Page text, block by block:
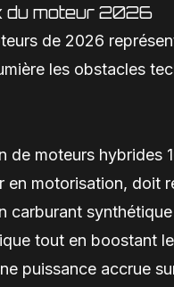
du moteur 2026
de 2026
les obstacles
de moteurs hybrides
en motorisation, doit
carburant
tout en boostant
puissance accrue